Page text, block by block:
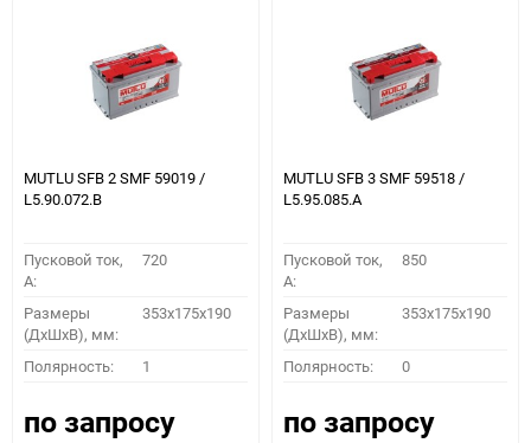
MUTLU SFB 2 SMF 59019 /
L5.90.072.B
Пусковой ток,
A:
720
Размеры
(ДхШхВ), мм:
353x175x190
Полярность: 1
по запросу
MUTLU SFB 3 SMF 59518 /
L5.95.085.A
Пусковой ток,
A:
850
Размеры
(ДхШхВ), мм:
353x175x190
Полярность: 0
по запросу